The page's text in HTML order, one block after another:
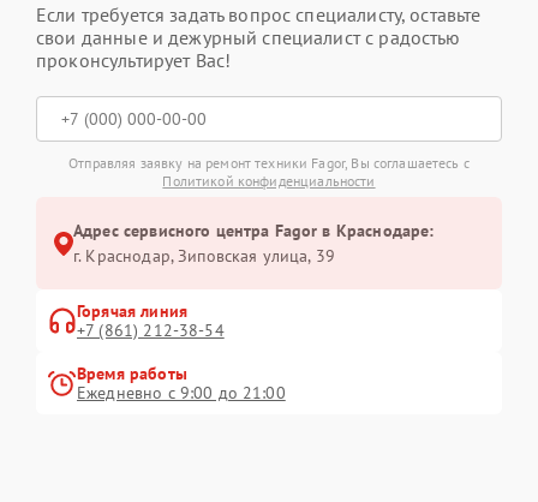
Если требуется задать вопрос специалисту, оставьте
свои данные и дежурный специалист с радостью
проконсультирует Вас!
Отправляя заявку на ремонт техники Fagor, Вы соглашаетесь с
Политикой конфиденциальности
Адрес сервисного центра Fagor в Краснодаре:
г. Краснодар, Зиповская улица, 39
Горячая линия
+7 (861) 212-38-54
Время работы
Ежедневно с 9:00 до 21:00